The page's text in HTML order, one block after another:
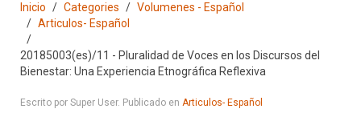
Inicio Categories
Volumenes - Español
Articulos- Español
20185003(es)/11 - Pluralidad de Voces en los Discursos del
Bienestar: Una Experiencia Etnográfica Reflexiva
Escrito por Super User. Publicado en Articulos- Español